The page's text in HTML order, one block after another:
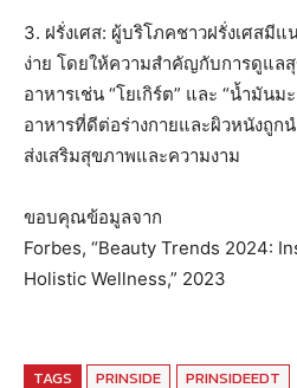
3. ฝรั่งเศส: ผู้บริโภคชาวฝรั่งเศสมีแ
ง่าย โดยให้ความสำคัญกับการดูแล
อาหารเช่น “โยเกิร์ต” และ “น้ำมัน
อาหารที่ดีต่อร่างกายและผิวหนังถูก
ส่งเสริมสุขภาพและความงาม
ขอบคุณข้อมูลจาก
Forbes, “Beauty Trends 2024:
Holistic Wellness,” 2023
TAGS PRINSIDE PRINSIDEEDT